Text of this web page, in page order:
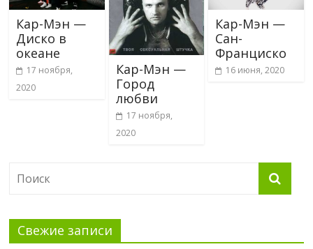
Кар-Мэн —
Диско в
океане
17 ноября,
2020
Кар-Мэн —
Город
любви
17 ноября,
2020
Кар-Мэн —
Сан-
Франциско
16 июня, 2020
Свежие записи